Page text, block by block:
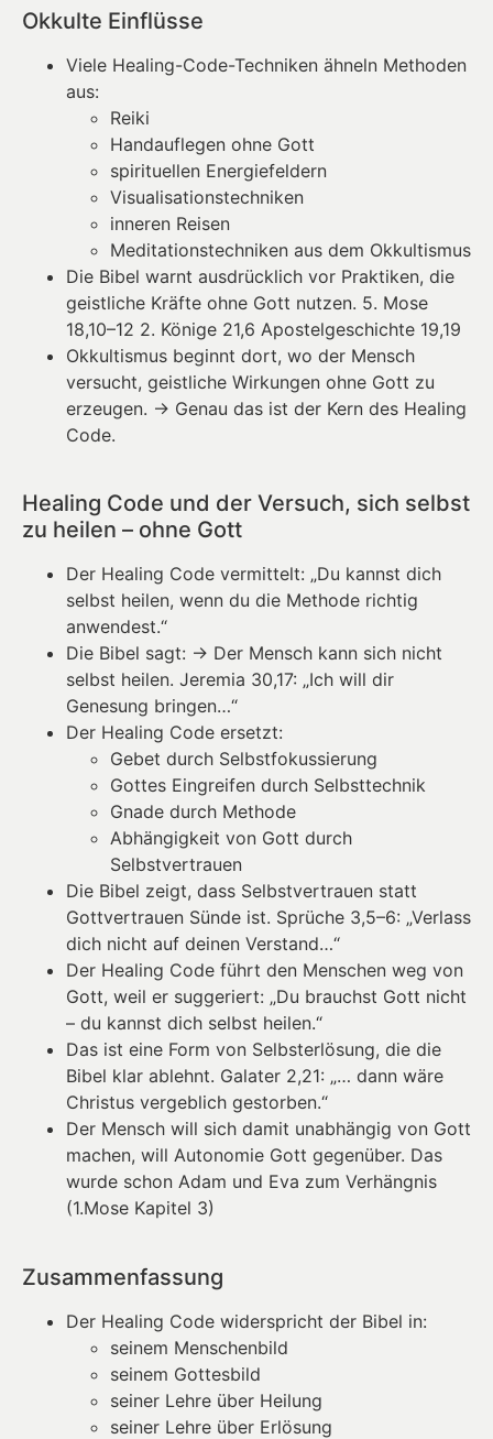
Okkulte Einflüsse
Viele Healing-Code-Techniken ähneln Methoden
aus:
Reiki
Handauflegen ohne Gott
spirituellen Energiefeldern
Visualisationstechniken
inneren Reisen
Meditationstechniken aus dem Okkultismus
Die Bibel warnt ausdrücklich vor Praktiken, die
geistliche Kräfte ohne Gott nutzen. 5. Mose
18,10–12 2. Könige 21,6 Apostelgeschichte 19,19
Okkultismus beginnt dort, wo der Mensch
versucht, geistliche Wirkungen ohne Gott zu
erzeugen. → Genau das ist der Kern des Healing
Code.
Healing Code und der Versuch, sich selbst
zu heilen – ohne Gott
Der Healing Code vermittelt: „Du kannst dich
selbst heilen, wenn du die Methode richtig
anwendest.“
Die Bibel sagt: → Der Mensch kann sich nicht
selbst heilen. Jeremia 30,17: „Ich will dir
Genesung bringen…“
Der Healing Code ersetzt:
Gebet durch Selbstfokussierung
Gottes Eingreifen durch Selbsttechnik
Gnade durch Methode
Abhängigkeit von Gott durch
Selbstvertrauen
Die Bibel zeigt, dass Selbstvertrauen statt
Gottvertrauen Sünde ist. Sprüche 3,5–6: „Verlass
dich nicht auf deinen Verstand…“
Der Healing Code führt den Menschen weg von
Gott, weil er suggeriert: „Du brauchst Gott nicht
– du kannst dich selbst heilen.“
Das ist eine Form von Selbsterlösung, die die
Bibel klar ablehnt. Galater 2,21: „… dann wäre
Christus vergeblich gestorben.“
Der Mensch will sich damit unabhängig von Gott
machen, will Autonomie Gott gegenüber. Das
wurde schon Adam und Eva zum Verhängnis
(1.Mose Kapitel 3)
Zusammenfassung
Der Healing Code widerspricht der Bibel in:
seinem Menschenbild
seinem Gottesbild
seiner Lehre über Heilung
seiner Lehre über Erlösung